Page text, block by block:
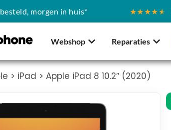
besteld, morgen in huis* ★★★★★
Webshop Reparaties
> iPad > Apple iPad 8 10.2″ (2020)